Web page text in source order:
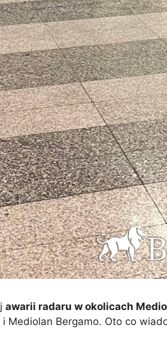
awarii radaru w okolicach
Mediolan Bergamo. Oto co